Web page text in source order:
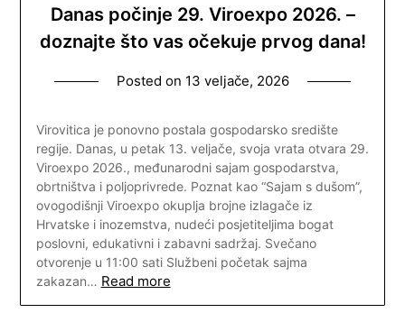
Danas počinje 29. Viroexpo 2026. –
doznajte što vas očekuje prvog dana!
Posted on 13 veljače, 2026
Virovitica je ponovno postala gospodarsko središte
regije. Danas, u petak 13. veljače, svoja vrata otvara 29.
Viroexpo 2026., međunarodni sajam gospodarstva,
obrtništva i poljoprivrede. Poznat kao “Sajam s dušom”,
ovogodišnji Viroexpo okuplja brojne izlagače iz
Hrvatske i inozemstva, nudeći posjetiteljima bogat
poslovni, edukativni i zabavni sadržaj. Svečano
otvorenje u 11:00 sati Službeni početak sajma
zakazan… Read more